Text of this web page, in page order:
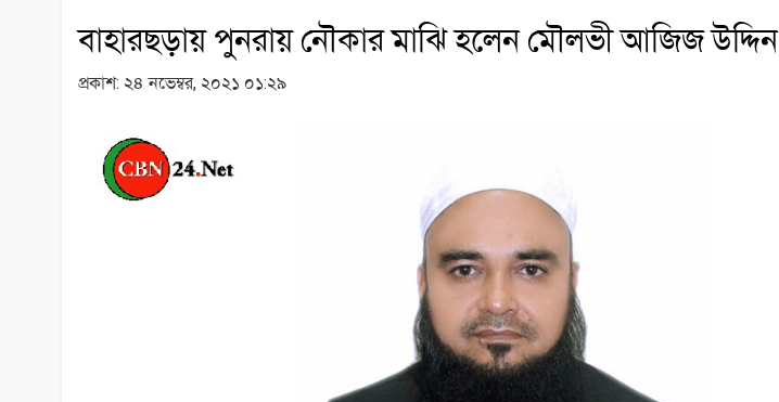
বাহারছড়ায় পুনরায় নৌকার মাঝি হলেন মৌলভী আজিজ উদ্দিন
প্রকাশ: ২৪ নভেম্বর, ২০২১ ০১:২৯